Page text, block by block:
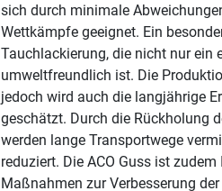
sich durch minimale
Wettkämpfe geeignet. Ein
Tauchlackierung, die nicht nur ein
umweltfreundlich ist. Die
jedoch wird auch die langjährige
geschätzt. Durch die Rückholung
werden lange Transportwege
reduziert. Die ACO Guss ist
Maßnahmen zur Verbesserung